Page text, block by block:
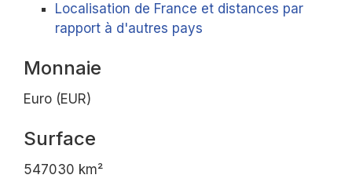
Localisation de France et distances par
rapport à d'autres pays
Monnaie
Euro (EUR)
Surface
547030 km²